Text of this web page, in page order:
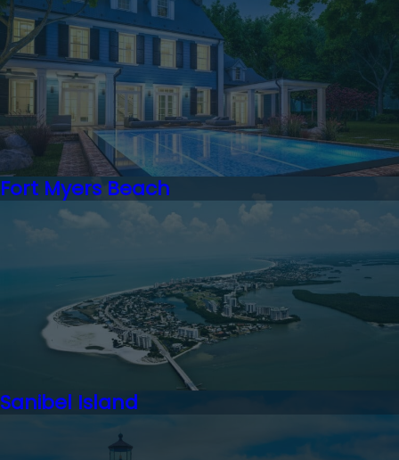
Fort Myers Beach
Sanibel Island